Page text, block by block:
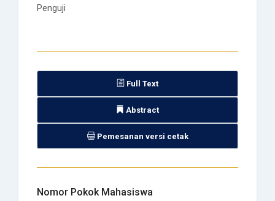
Penguji
Full Text
Abstract
Pemesanan versi cetak
Nomor Pokok Mahasiswa